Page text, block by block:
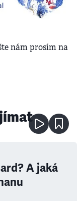
nám prosím na
A jaká